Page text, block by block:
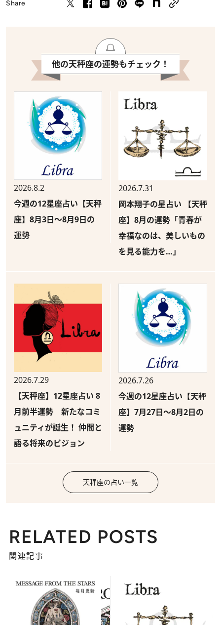
Share
他の天秤座の運勢もチェック！
2026.8.2
今週の12星座占い【天秤
座】8月3日～8月9日の
運勢
2026.7.31
岡本翔子の星占い 【天秤
座】8月の運勢「青春が
幸福なのは、美しいもの
を見る能力を…」
2026.7.29
【天秤座】12星座占い 8
月前半運勢 新たなコミ
ュニティが誕生！ 仲間と
語る将来のビジョン
2026.7.26
今週の12星座占い【天秤
座】7月27日～8月2日の
運勢
天秤座の占い一覧
RELATED POSTS
関連記事